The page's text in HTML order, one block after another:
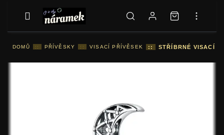
DOMŮ :: PŘÍVĚSKY :: VISACÍ PŘÍVĚSEK :: STŘÍBRNÉ VISACÍ